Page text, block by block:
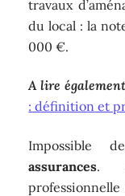
travaux
du local : la
000 €.
A lire
: définition et
Impossible
assurances.
professionnelle